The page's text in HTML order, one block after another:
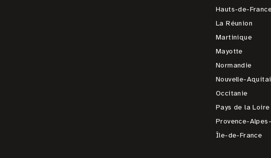
Hauts-de-
La Réunion
Martinique
Mayotte
Normandie
Nouvelle-
Occitanie
Pays de la Loire
Provence-
Île-de-France